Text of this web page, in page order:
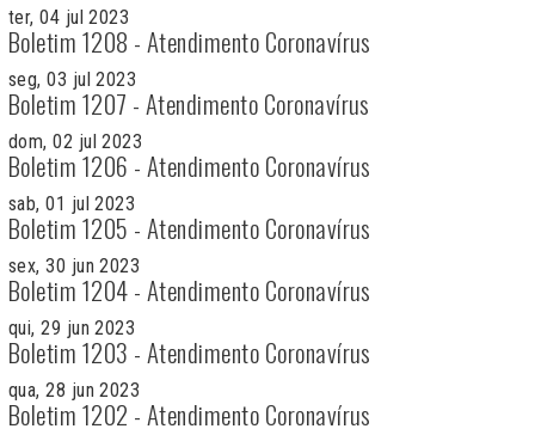
ter, 04 jul 2023
Boletim 1208 - Atendimento Coronavírus
seg, 03 jul 2023
Boletim 1207 - Atendimento Coronavírus
dom, 02 jul 2023
Boletim 1206 - Atendimento Coronavírus
sab, 01 jul 2023
Boletim 1205 - Atendimento Coronavírus
sex, 30 jun 2023
Boletim 1204 - Atendimento Coronavírus
qui, 29 jun 2023
Boletim 1203 - Atendimento Coronavírus
qua, 28 jun 2023
Boletim 1202 - Atendimento Coronavírus